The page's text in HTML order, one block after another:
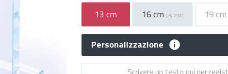
13 cm 16 cm (+5.29€) 19 cm
Personalizzazione